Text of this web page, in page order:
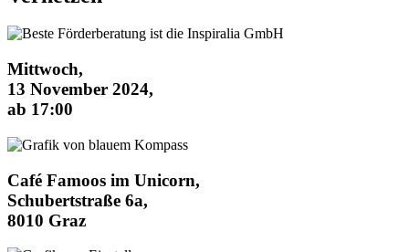
Mittwoch,
13 November 2024,
ab 17:00
Café Famoos im Unicorn,
Schubertstraße 6a,
8010 Graz